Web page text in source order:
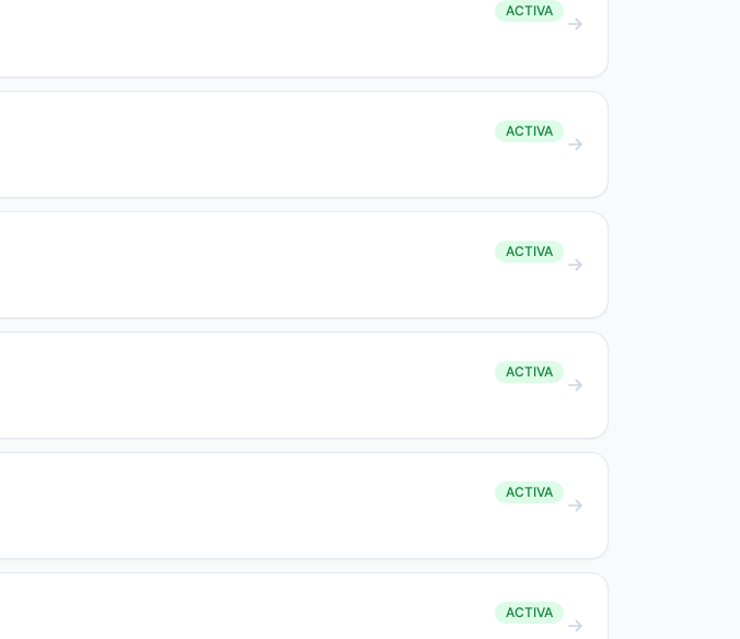
ACTIVA
ACTIVA
ACTIVA
ACTIVA
ACTIVA
ACTIVA